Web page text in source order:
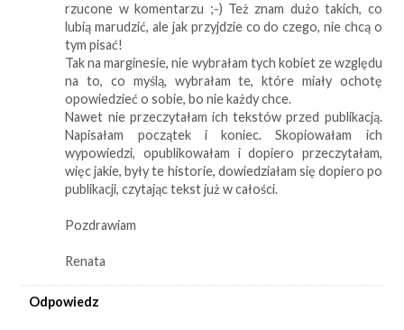
rzucone w komentarzu ;-) Też znam dużo takich, co
lubią marudzić, ale jak przyjdzie co do czego, nie chcą o
tym pisać!
Tak na marginesie, nie wybrałam tych kobiet ze względu
na to, co myślą, wybrałam te, które miały ochotę
opowiedzieć o sobie, bo nie każdy chce.
Nawet nie przeczytałam ich tekstów przed publikacją.
Napisałam początek i koniec. Skopiowałam ich
wypowiedzi, opublikowałam i dopiero przeczytałam,
więc jakie, były te historie, dowiedziałam się dopiero po
publikacji, czytając tekst już w całości.
Pozdrawiam
Renata
Odpowiedz